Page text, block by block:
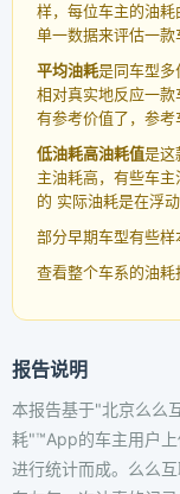
样，每位车主的油
单一数据来评估一款
平均油耗是同车型多
相对真实地反应一
有参考价值了，参考
低油耗高油耗值是这
主油耗高，有些车
的 实际油耗是在浮动
部分早期车型有些样
查看整个车系的油
报告说明
本报告基于"北京么么
耗"™App的车主用户
进行统计而成。么么